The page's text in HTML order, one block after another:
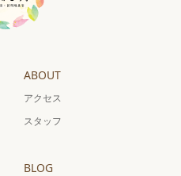
ABOUT
アクセス
スタッフ
BLOG